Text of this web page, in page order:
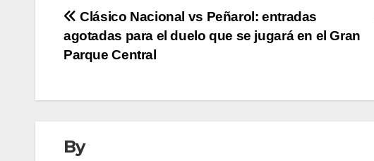
Navegación
de
Clásico Nacional vs Peñarol: entradas
agotadas para el duelo que se jugará en el Gran
Parque Central
By